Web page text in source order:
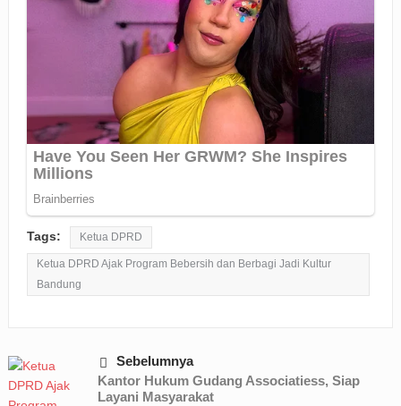
Tags: Ketua DPRD
Ketua DPRD Ajak Program Bebersih dan Berbagi Jadi Kultur
Bandung
Sebelumnya
Kantor Hukum Gudang Associatiess, Siap
Layani Masyarakat